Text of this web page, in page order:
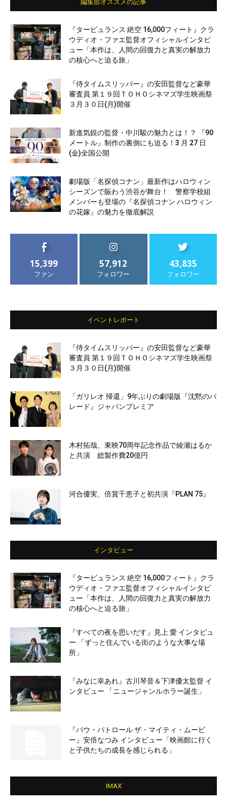
編集部オススメの記事
『タービュランス 絶空 16,000フィート』クラ
ウディオ・ファエ監督オフィシャルインタビ
ュー「本作は、人間の回復力と真実の解放力
の核心へと迫る旅」
『侍タイムスリッパー』の安田監督など豪華
審査員 第１９回ＴＯＨＯシネマズ学生映画祭
３月３０日(月)開催
新進気鋭の監督・中川駿の魅力とは！？ 『90
メートル』制作の裏側にも迫る！3 月 27 日
(金)全国公開
劇場版「名探偵コナン」最新作はハロウィン
シーズンで賑わう渋谷が舞台！ 警察学校組
メンバーも登場の『名探偵コナン ハロウィン
の花嫁』の魅力を徹底解説
15,399
ファン
57,912
フォロワー
43,835
フォロワー
イベントレポート
『侍タイムスリッパー』の安田監督など豪華
審査員 第１９回ＴＯＨＯシネマズ学生映画祭
３月３０日(月)開催
「ガリレオ 帰還」9年ぶりの劇場版『沈黙のパ
レード』ジャパンプレミア
木村拓哉、東映70周年記念作品で綾瀬はるか
と共演 総製作費20億円
河合優実、倍賞千恵子と初共演『PLAN 75』
インタビュー
『タービュランス 絶空 16,000フィート』クラ
ウディオ・ファエ監督オフィシャルインタビ
ュー「本作は、人間の回復力と真実の解放力
の核心へと迫る旅」
『すべての夜を思いだす』見上 愛 インタビュ
ー 「ずっと住んでいる街のような大事な場
所」
『みなに幸あれ』古川琴音＆下津優太監督 イ
ンタビュー 「ニュージャンルホラー誕生」
『パウ・パトロール ザ・マイティ・ムービ
ー』安倍なつみ インタビュー「映画館に行く
と子供たちの成長を感じられる」
IMAX